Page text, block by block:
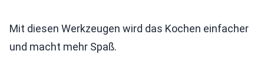
Mit diesen Werkzeugen wird das Kochen einfacher
und macht mehr Spaß.